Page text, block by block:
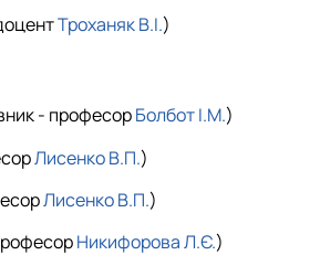
Троханяк В.І.)
- професорБолбот І.М.)
Лисенко В.П.)
Лисенко В.П.)
Никифорова Л.Є.)